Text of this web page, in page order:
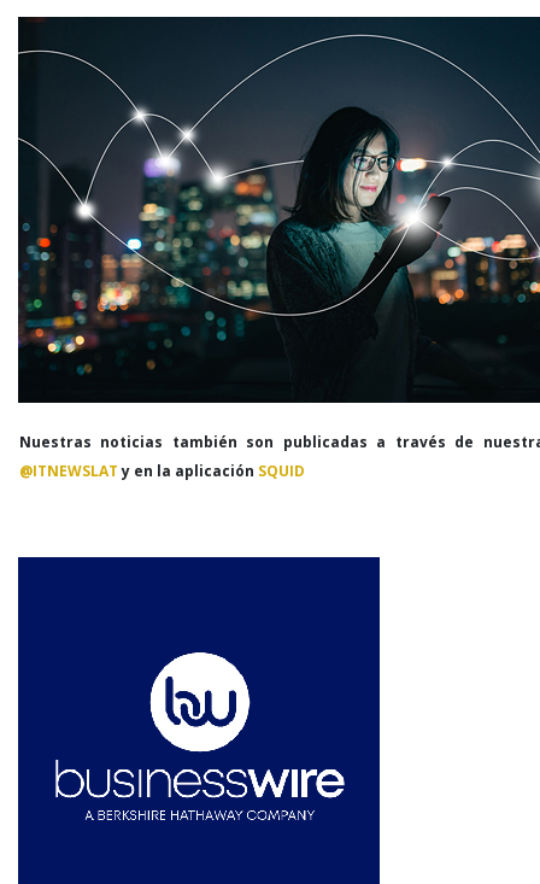
Nuestras noticias también son publicadas a través de
@ITNEWSLATy en la aplicación SQUID